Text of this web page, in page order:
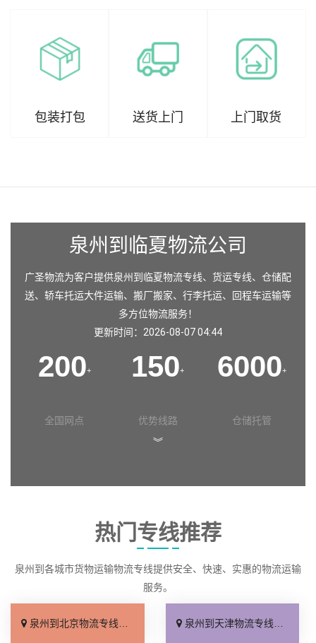
包装打包 送货上门 上门取货
泉州到临夏物流公司
广圣物流为客户提供泉州到临夏物流专线、货运专线、仓储配
送、轿车托运大件运输、搬厂搬家、行李托运、回程车运输等
多方位物流服务！
更新时间：2026-08-07 04:44
200+
全国网点
150+
优势线路
6000+
仓储托管
︾
热门专线推荐
泉州到各城市货物运输物流专线提供安全、快速、实惠的物流运输
服务。
泉州到北京物流专线_专线查询「省事省心」 泉州到天津物流专线_门到门配送「上门提货」